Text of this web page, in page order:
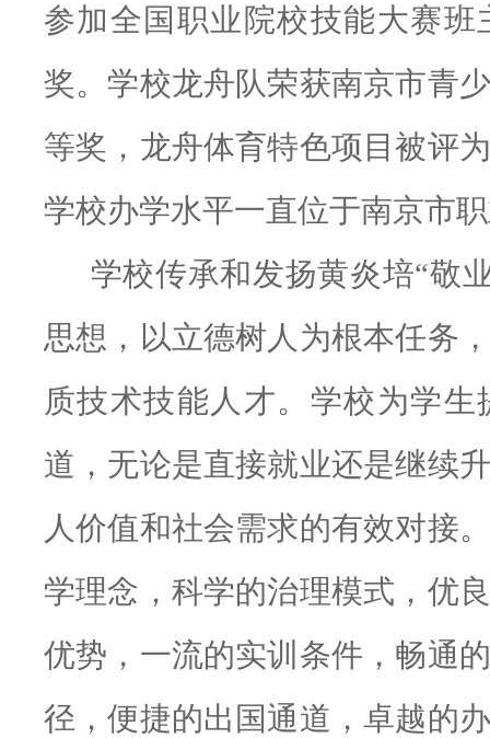
参加全国职业院校技能大赛
奖。学校龙舟队荣获南京市青
等奖，龙舟体育特色项目被评
学校办学水平一直位于南京市
学校传承和发扬黄炎培“敬
思想，以立德树人为根本任务
质技术技能人才。学校为学
道，无论是直接就业还是继续
人价值和社会需求的有效对接
学理念，科学的治理模式，优
优势，一流的实训条件，畅通
径，便捷的出国通道，卓越的